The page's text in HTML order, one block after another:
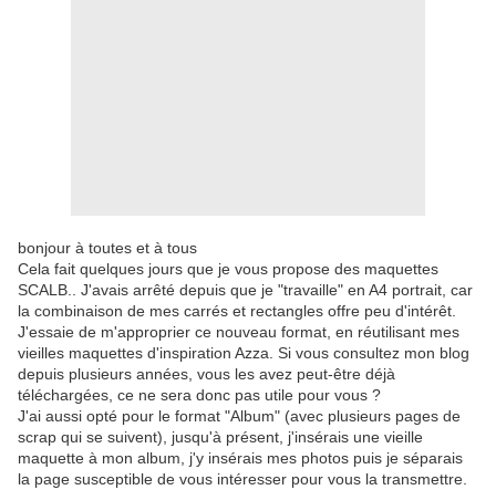
bonjour à toutes et à tous
Cela fait quelques jours que je vous propose des maquettes
SCALB.. J'avais arrêté depuis que je "travaille" en A4 portrait, car
la combinaison de mes carrés et rectangles offre peu d'intérêt.
J'essaie de m'approprier ce nouveau format, en réutilisant mes
vieilles maquettes d'inspiration Azza. Si vous consultez mon blog
depuis plusieurs années, vous les avez peut-être déjà
téléchargées, ce ne sera donc pas utile pour vous ?
J'ai aussi opté pour le format "Album" (avec plusieurs pages de
scrap qui se suivent), jusqu'à présent, j'insérais une vieille
maquette à mon album, j'y insérais mes photos puis je séparais
la page susceptible de vous intéresser pour vous la transmettre.